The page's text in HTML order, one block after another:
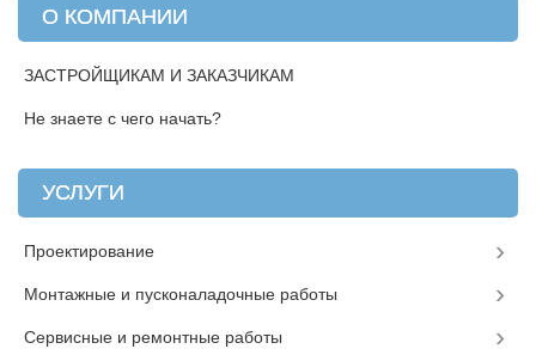
О КОМПАНИИ
ЗАСТРОЙЩИКАМ И ЗАКАЗЧИКАМ
Не знаете с чего начать?
УСЛУГИ
Проектирование
Монтажные и пусконаладочные работы
Сервисные и ремонтные работы